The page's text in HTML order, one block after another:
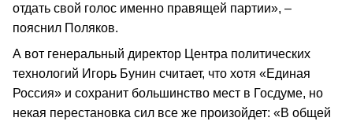
отдать свой голос именно правящей партии», –
пояснил Поляков.
А вот генеральный директор Центра политических
технологий Игорь Бунин считает, что хотя «Единая
Россия» и сохранит большинство мест в Госдуме, но
некая перестановка сил все же произойдет: «В общей